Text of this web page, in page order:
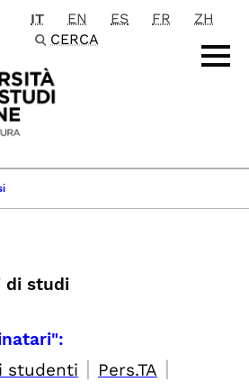
principale
IT EN ES FR
ZH
CERCA
di studi
studenti | Pers.TA |